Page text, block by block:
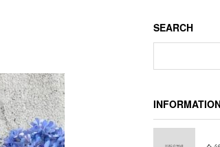
SEARCH